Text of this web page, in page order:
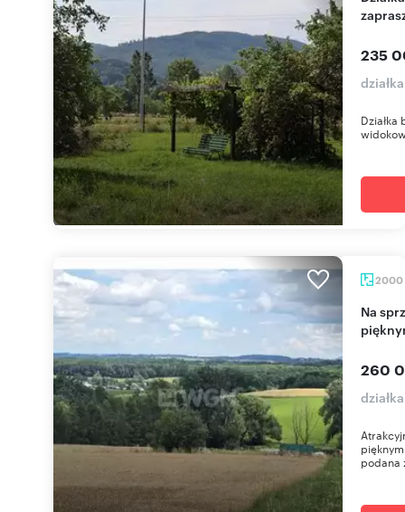
235
Działka
2000
Na sprzedaż działki budowlane 38 arów z
260
podana